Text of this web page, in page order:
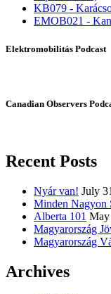
KB079 -
EMOB021 -
Elektromobilitás Podcast
Canadian Observers
Recent Posts
Nyár van! July
Minden Nagyon
Alberta 101 May
Magyarország
Magyarország
Archives